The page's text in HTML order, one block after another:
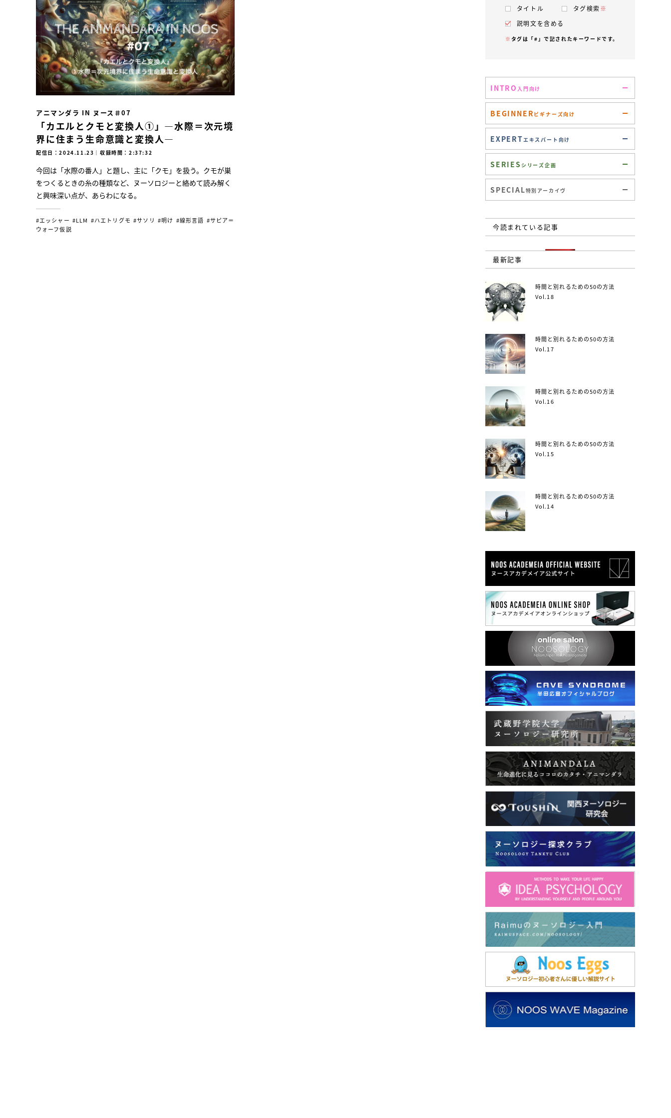
アニマンダラ IN ヌース＃07
「カエルとクモと変換人①」―水際＝次元境
界に住まう生命意識と変換人―
配信日：2024.11.23 ｜収録時間：2:37:32
今回は「水際の番人」と題し、主に「クモ」を扱う。クモが巣
をつくるときの糸の種類など、ヌーソロジーと絡めて読み解く
と興味深い点が、あらわになる。
#エッシャー #LLM #ハエトリグモ #サソリ #明け #線形言語 #サピア＝
ウォーフ仮説
タイトル タグ検索※
説明文を含める
※ タグは「#」で記されたキーワードです。
INTRO 入門向け
BEGINNER ビギナーズ向け
EXPERTエキスパート向け
SERIES シリーズ企画
SPECIAL特別アーカイヴ
今読まれている記事
最新記事
時間と別れるための50の方法
Vol.18
時間と別れるための50の方法
Vol.17
時間と別れるための50の方法
Vol.16
時間と別れるための50の方法
Vol.15
時間と別れるための50の方法
Vol.14